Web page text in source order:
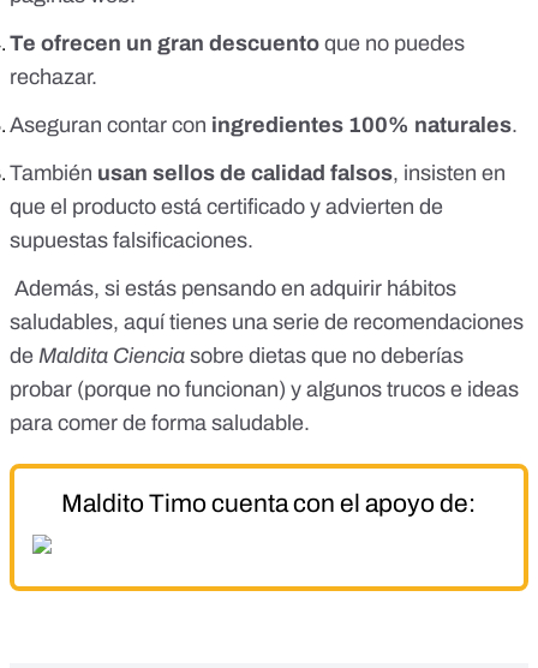
Te ofrecen un gran descuento que no puedes
rechazar.
Aseguran contar con ingredientes 100% naturales.
También usan sellos de calidad falsos, insisten en
que el producto está certificado y advierten de
supuestas falsificaciones.
Además, si estás pensando en adquirir hábitos
saludables, aquí tienes una serie de recomendaciones
de Maldita Ciencia sobre dietas que no deberías
probar (porque no funcionan) y algunos trucos e ideas
para comer de forma saludable.
Maldito Timo cuenta con el apoyo de: